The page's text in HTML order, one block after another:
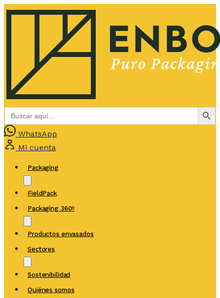
Buscar: Botón de
WhatsApp
Mi cuenta
Packaging
FieldPack
Packaging 360º
Productos envasados
Sectores
Sostenibilidad
Quiénes somos